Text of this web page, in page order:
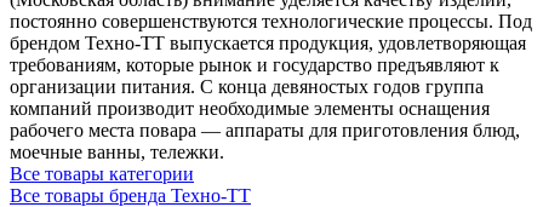
постоянно совершенствуются технологические процессы. Под
брендом Техно-ТТ выпускается продукция, удовлетворяющая
требованиям, которые рынок и государство предъявляют к
организации питания. С конца девяностых годов группа
компаний производит необходимые элементы оснащения
рабочего места повара — аппараты для приготовления блюд,
моечные ванны, тележки.
Все товары категории
Все товары бренда Техно-ТТ